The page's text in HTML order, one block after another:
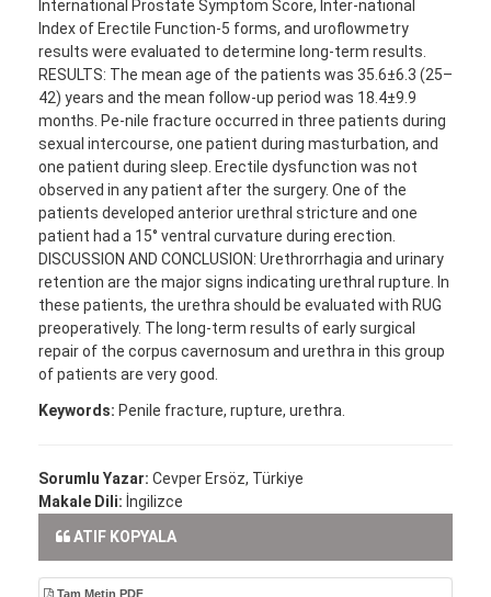
International Prostate Symptom Score, Inter-national
Index of Erectile Function-5 forms, and uroflowmetry
results were evaluated to determine long-term results.
RESULTS: The mean age of the patients was 35.6±6.3 (25–
42) years and the mean follow-up period was 18.4±9.9
months. Pe-nile fracture occurred in three patients during
sexual intercourse, one patient during masturbation, and
one patient during sleep. Erectile dysfunction was not
observed in any patient after the surgery. One of the
patients developed anterior urethral stricture and one
patient had a 15° ventral curvature during erection.
DISCUSSION AND CONCLUSION: Urethrorrhagia and urinary
retention are the major signs indicating urethral rupture. In
these patients, the urethra should be evaluated with RUG
preoperatively. The long-term results of early surgical
repair of the corpus cavernosum and urethra in this group
of patients are very good.
Keywords: Penile fracture, rupture, urethra.
Sorumlu Yazar: Cevper Ersöz, Türkiye
Makale Dili: İngilizce
ATIF KOPYALA
Tam Metin PDF